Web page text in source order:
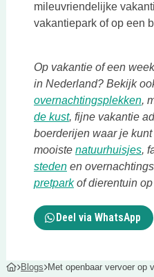
mileuvriendelijke
vakantiepark of op een
Op vakantie of een
in Nederland? Bekijk
overnachtingsplekken,
de kustDeze link opent
, fijne vakantie
boerderijen waar je
mooiste natuurhuisjes,
stedenDeze link opent
en
pretparkDeze link opent
of dierentuin
Deel via WhatsApp
Blogs Met openbaar vervoer op